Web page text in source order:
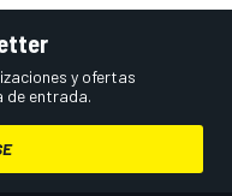
y ofertas
de entrada.